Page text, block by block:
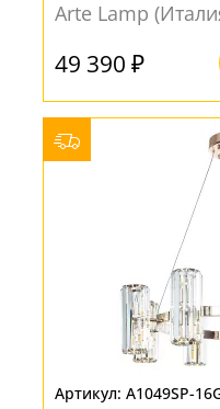
Arte Lamp
49 390 ₽
A1049SP-